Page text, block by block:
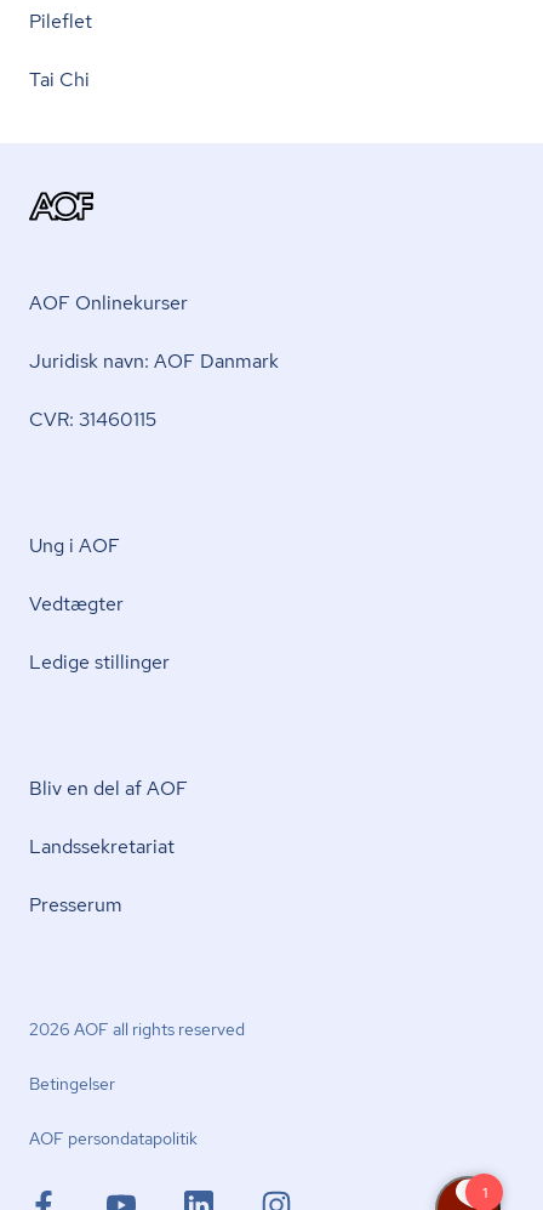
Pileflet
Tai Chi
AOF Onlinekurser
Juridisk navn: AOF Danmark
CVR: 31460115
Ung i AOF
Vedtægter
Ledige stillinger
Bliv en del af AOF
Lands­se­kre­ta­ri­at
Presserum
2026 AOF all rights reserved
Betingelser
AOF per­son­da­ta­po­li­tik